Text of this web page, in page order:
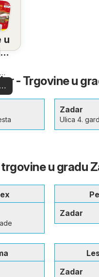
u
- Trgovine u
Zadar
Ulica 4.
u gradu
Zadar
Zadar